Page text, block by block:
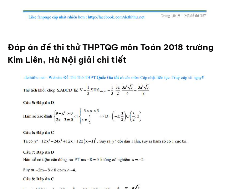
Đáp án đề thi thử THPTQG môn Toán 2018 trường
Kim Liên, Hà Nội giải chi tiết